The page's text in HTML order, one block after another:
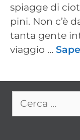
spiagge di
pini. Non c’è
tanta gente
viaggio …
per: